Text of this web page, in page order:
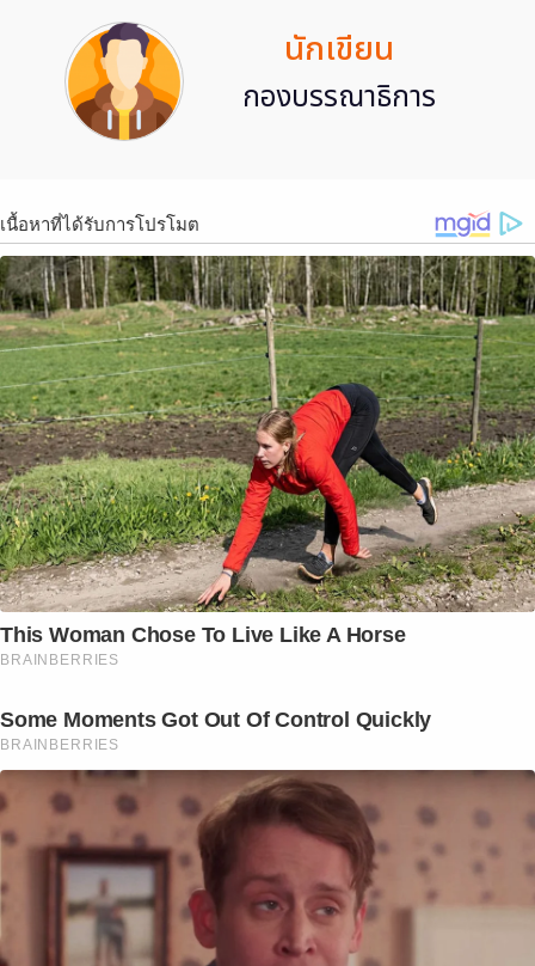
นักเขียน
กองบรรณาธิการ
เนื้อหาที่ได้รับการโปรโมต
This Woman Chose To Live Like A Horse
BRAINBERRIES
Some Moments Got Out Of Control Quickly
BRAINBERRIES